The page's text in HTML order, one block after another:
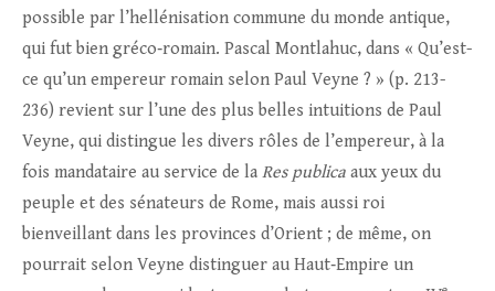
possible par l’hellénisation commune du monde antique,
qui fut bien gréco‑romain. Pascal Montlahuc, dans « Qu’est-
ce qu’un empereur romain selon Paul Veyne ? » (p. 213-
236) revient sur l’une des plus belles intuitions de Paul
Veyne, qui distingue les divers rôles de l’empereur, à la
fois mandataire au service de la Res publica aux yeux du
peuple et des sénateurs de Rome, mais aussi roi
bienveillant dans les provinces d’Orient ; de même, on
pourrait selon Veyne distinguer au Haut‑Empire un